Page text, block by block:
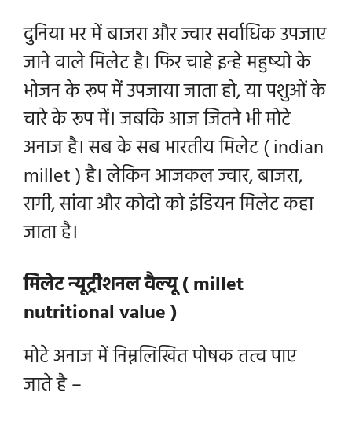
दुनिया भर में बाजरा और ज्वार सर्वाधिक उपजाए
जाने वाले मिलेट है। फिर चाहे इन्हे महुष्यो के
भोजन के रूप में उपजाया जाता हो, या पशुओं के
चारे के रूप में। जबकि आज जितने भी मोटे
अनाज है। सब के सब भारतीय मिलेट ( indian
millet ) है। लेकिन आजकल ज्वार, बाजरा,
रागी, सांवा और कोदो को इंडियन मिलेट कहा
जाता है।
मिलेट न्यूट्रीशनल वैल्यू ( millet
nutritional value )
मोटे अनाज में निम्नलिखित पोषक तत्व पाए
जाते है –